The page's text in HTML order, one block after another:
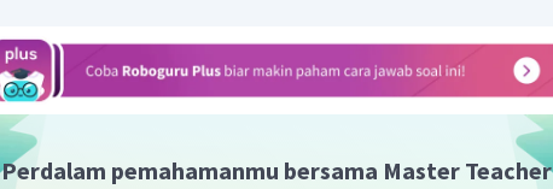
Perdalam pemahamanmu bersama Master Teacher